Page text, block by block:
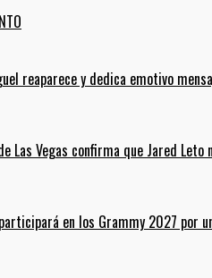
reaparece y dedica emotivo
Las Vegas confirma que Jared
en los Grammy 2027 por